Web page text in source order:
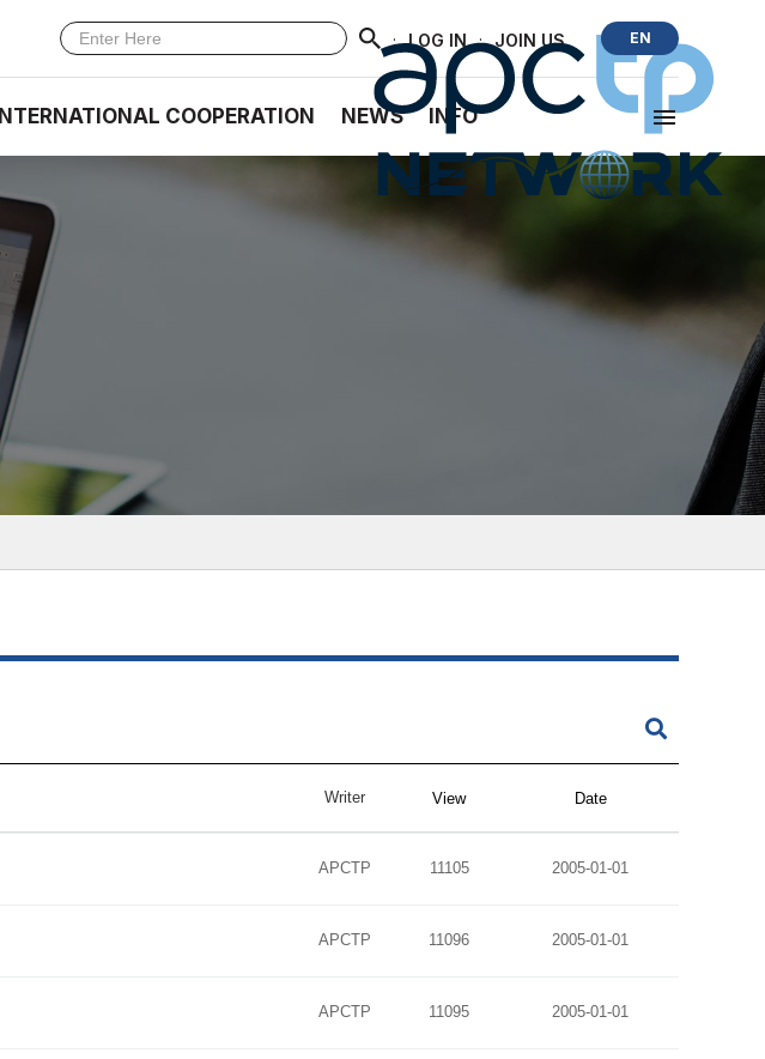
· LOG IN · JOIN US EN
INTERNATIONAL COOPERATION NEWS INFO
Writer View Date
APCTP 11105 2005-01-01
APCTP 11096 2005-01-01
APCTP 11095 2005-01-01